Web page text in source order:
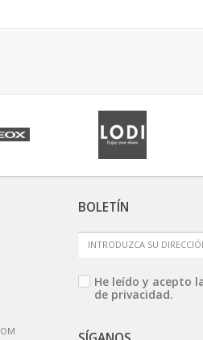
BOLETÍN
He leído y acepto
de privacidad.